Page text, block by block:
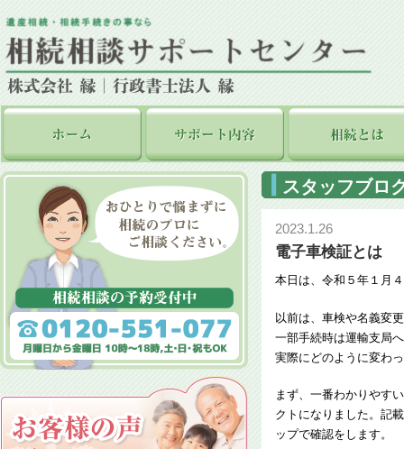
スタッフブロ
2023.1.26
電子車検証とは
本日は、令和５年１月
以前は、車検や名義変
一部手続時は運輸支局
実際にどのように変わ
まず、一番わかりやす
クトになりました。記
ップで確認をします。